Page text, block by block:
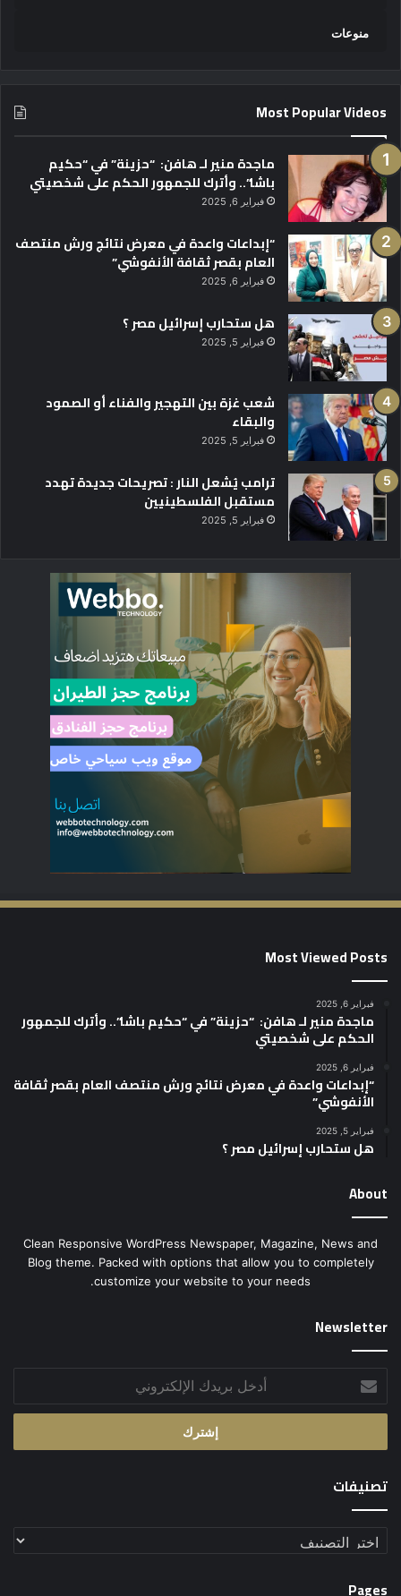
منوعات
Most Popular Videos
ماجدة منير لـ هافن: “حزينة” في “حكيم
باشا”.. وأترك للجمهور الحكم على شخصيتي
فبراير 6, 2025
“إبداعات واعدة في معرض نتائج ورش منتصف
العام بقصر ثقافة الأنفوشي”
فبراير 6, 2025
هل ستحارب إسرائيل مصر ؟
فبراير 5, 2025
شعب غزة بين التهجير والفناء أو الصمود
والبقاء
فبراير 5, 2025
ترامب يُشعل النار : تصريحات جديدة تهدد
مستقبل الفلسطينيين
فبراير 5, 2025
Most Viewed Posts
فبراير 6, 2025
ماجدة منير لـ هافن: “حزينة” في “حكيم باشا”.. وأترك للجمهور
الحكم على شخصيتي
فبراير 6, 2025
“إبداعات واعدة في معرض نتائج ورش منتصف العام بقصر ثقافة
الأنفوشي”
فبراير 5, 2025
هل ستحارب إسرائيل مصر ؟
About
Clean Responsive WordPress Newspaper, Magazine, News and
Blog theme. Packed with options that allow you to completely
customize your website to your needs.
Newsletter
أدخل
بريدك
الإلكتروني
تصنيفات
تصنيفات
Pages